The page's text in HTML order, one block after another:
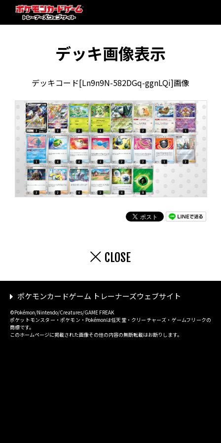
デッキ画像表示
デッキコード[Ln9n9N-582DGq-ggnLQi]画像
CLOSE
ポケモンカードゲーム トレーナーズウェブサイト
©Pokémon/Nintendo/Creatures/GAME FREAK
ポケットモンスター・ポケモン・Pokémonは任天堂・クリーチャーズ・ゲームフリークの
商標です。
このホームページに掲載された画像その他の内容の無断転載はお断りします。